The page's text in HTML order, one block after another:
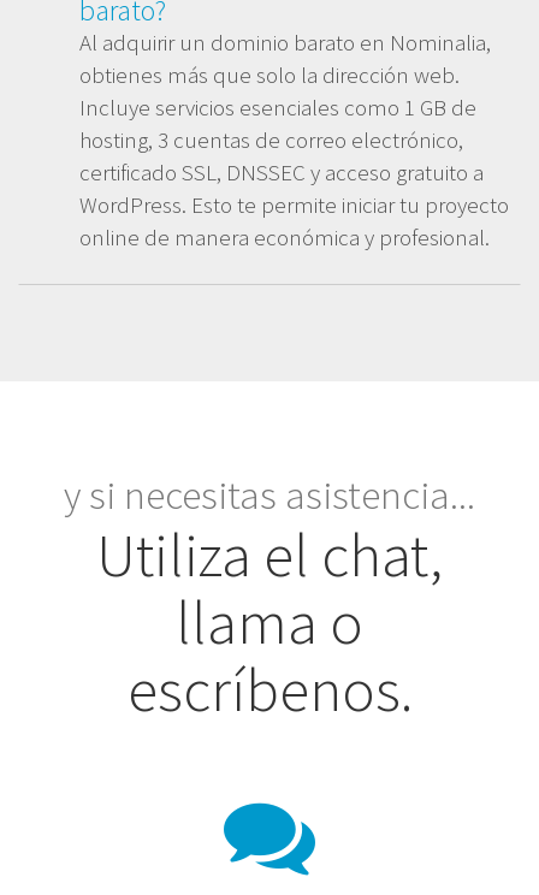
barato?
Al adquirir un dominio barato en Nominalia,
obtienes más que solo la dirección web.
Incluye servicios esenciales como 1 GB de
hosting, 3 cuentas de correo electrónico,
certificado SSL, DNSSEC y acceso gratuito a
WordPress. Esto te permite iniciar tu proyecto
online de manera económica y profesional.​
y si necesitas asistencia...
Utiliza el chat,
llama o
escríbenos.